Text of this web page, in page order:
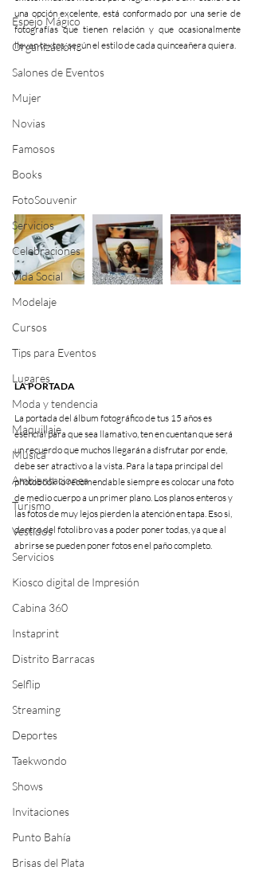
Espejo Mágico
Organización
Salones de Eventos
Mujer
Novias
Famosos
Books
FotoSouvenir
Servicios
Celebraciones
Vida Social
Modelaje
Cursos
Tips para Eventos
Lugares
Moda y tendencia
Maquillaje
Música
Ambientaciones
Turismo
Vestidos
Servicios
Kiosco digital de Impresión
Cabina 360
Instaprint
Distrito Barracas
Selflip
Streaming
Deportes
Taekwondo
Shows
Invitaciones
Punto Bahía
Brisas del Plata
una opción excelente, está conformado por una serie de
fotografías que tienen relación y que ocasionalmente
llevan textos, según el estilo de cada quinceañera quiera.
LA PORTADA
La portada del álbum fotográfico de tus 15 años es
esencial para que sea llamativo, ten en cuentan que será
un recuerdo que muchos llegarán a disfrutar por ende,
debe ser atractivo a la vista. Para la tapa principal del
photobook lo recomendable siempre es colocar una foto
de medio cuerpo a un primer plano. Los planos enteros y
las fotos de muy lejos pierden la atención en tapa. Eso si,
dentro del fotolibro vas a poder poner todas, ya que al
abrirse se pueden poner fotos en el paño completo.